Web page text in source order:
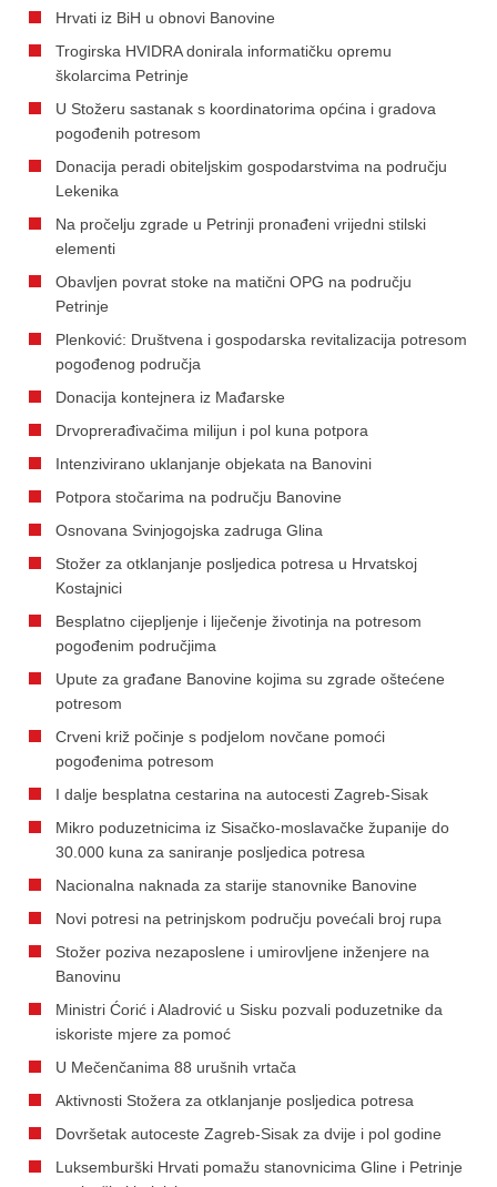
Hrvati iz BiH u obnovi Banovine
Trogirska HVIDRA donirala informatičku opremu
školarcima Petrinje
U Stožeru sastanak s koordinatorima općina i gradova
pogođenih potresom
Donacija peradi obiteljskim gospodarstvima na području
Lekenika
Na pročelju zgrade u Petrinji pronađeni vrijedni stilski
elementi
Obavljen povrat stoke na matični OPG na području
Petrinje
Plenković: Društvena i gospodarska revitalizacija potresom
pogođenog područja
Donacija kontejnera iz Mađarske
Drvoprerađivačima milijun i pol kuna potpora
Intenzivirano uklanjanje objekata na Banovini
Potpora stočarima na području Banovine
Osnovana Svinjogojska zadruga Glina
Stožer za otklanjanje posljedica potresa u Hrvatskoj
Kostajnici
Besplatno cijepljenje i liječenje životinja na potresom
pogođenim područjima
Upute za građane Banovine kojima su zgrade oštećene
potresom
Crveni križ počinje s podjelom novčane pomoći
pogođenima potresom
I dalje besplatna cestarina na autocesti Zagreb-Sisak
Mikro poduzetnicima iz Sisačko-moslavačke županije do
30.000 kuna za saniranje posljedica potresa
Nacionalna naknada za starije stanovnike Banovine
Novi potresi na petrinjskom području povećali broj rupa
Stožer poziva nezaposlene i umirovljene inženjere na
Banovinu
Ministri Ćorić i Aladrović u Sisku pozvali poduzetnike da
iskoriste mjere za pomoć
U Mečenčanima 88 urušnih vrtača
Aktivnosti Stožera za otklanjanje posljedica potresa
Dovršetak autoceste Zagreb-Sisak za dvije i pol godine
Luksemburški Hrvati pomažu stanovnicima Gline i Petrinje